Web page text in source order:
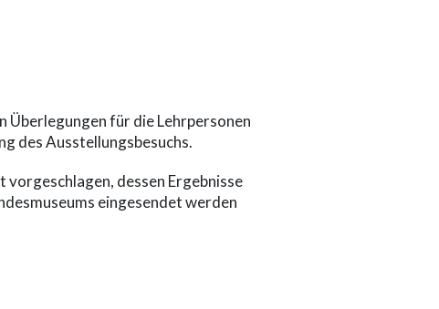
Überlegungen für die Lehrpersonen
des Ausstellungsbesuchs.
dessen Ergebnisse
eingesendet werden